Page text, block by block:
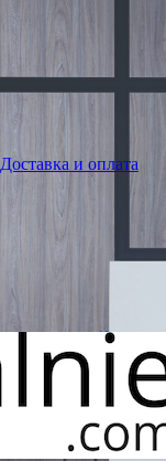
Доставка и оплата